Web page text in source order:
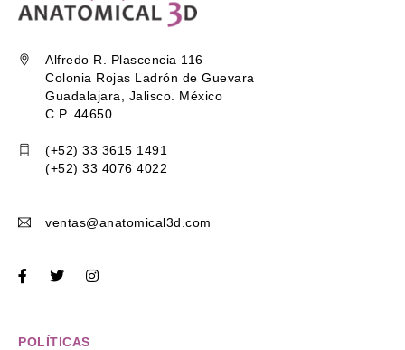
Alfredo R. Plascencia 116
Colonia Rojas Ladrón de Guevara
Guadalajara, Jalisco. México
C.P. 44650
(+52) 33 3615 1491
(+52) 33 4076 4022
ventas@anatomical3d.com
POLÍTICAS